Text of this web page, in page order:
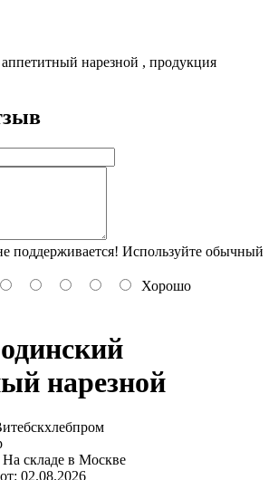
нарезной , продукция
поддерживается! Используйте обычный
Хорошо
нарезной
На складе в Москве
02.08.2026